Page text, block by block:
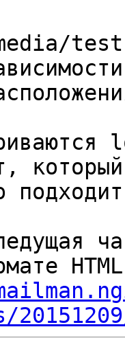
который